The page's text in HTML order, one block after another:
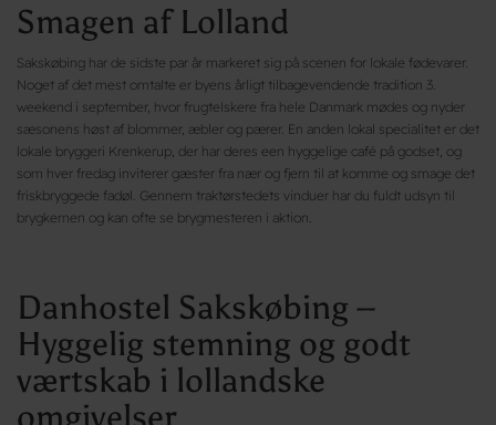
Smagen af Lolland
Sakskøbing har de sidste par år markeret sig på scenen for lokale fødevarer.
Noget af det mest omtalte er byens årligt tilbagevendende tradition 3.
weekend i september, hvor frugtelskere fra hele Danmark mødes og nyder
sæsonens høst af blommer, æbler og pærer. En anden lokal specialitet er det
lokale bryggeri Krenkerup, der har deres een hyggelige café på godset, og
som hver fredag inviterer gæster fra nær og fjern til at komme og smage det
friskbryggede fadøl. Gennem traktørstedets vinduer har du fuldt udsyn til
brygkernen og kan ofte se brygmesteren i aktion.
Danhostel Sakskøbing –
Hyggelig stemning og godt
værtskab i lollandske